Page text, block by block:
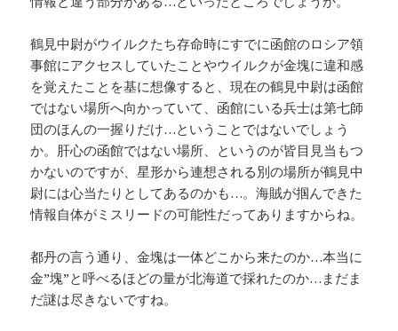
鶴見中尉がウイルクたち存命時にすでに函館のロシア領
事館にアクセスしていたことやウイルクが金塊に違和感
を覚えたことを基に想像すると、現在の鶴見中尉は函館
ではない場所へ向かっていて、函館にいる兵士は第七師
団のほんの一握りだけ…ということではないでしょう
か。肝心の函館ではない場所、というのが皆目見当もつ
かないのですが、星形から連想される別の場所が鶴見中
尉には心当たりとしてあるのかも…。海賊が掴んできた
情報自体がミスリードの可能性だってありますからね。
都丹の言う通り、金塊は一体どこから来たのか…本当に
金”塊”と呼べるほどの量が北海道で採れたのか…まだま
だ謎は尽きないですね。